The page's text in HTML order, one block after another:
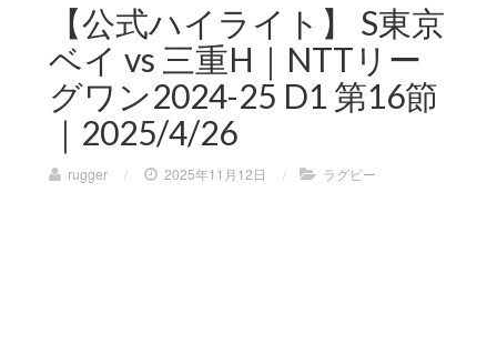
【公式ハイライト】 S東京
ベイ vs 三重H｜NTTリー
グワン2024-25 D1 第16節
｜2025/4/26
rugger / 2025年11月12日 / ラグビー